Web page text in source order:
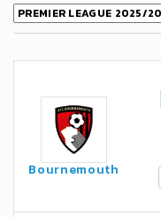
Bournemouth